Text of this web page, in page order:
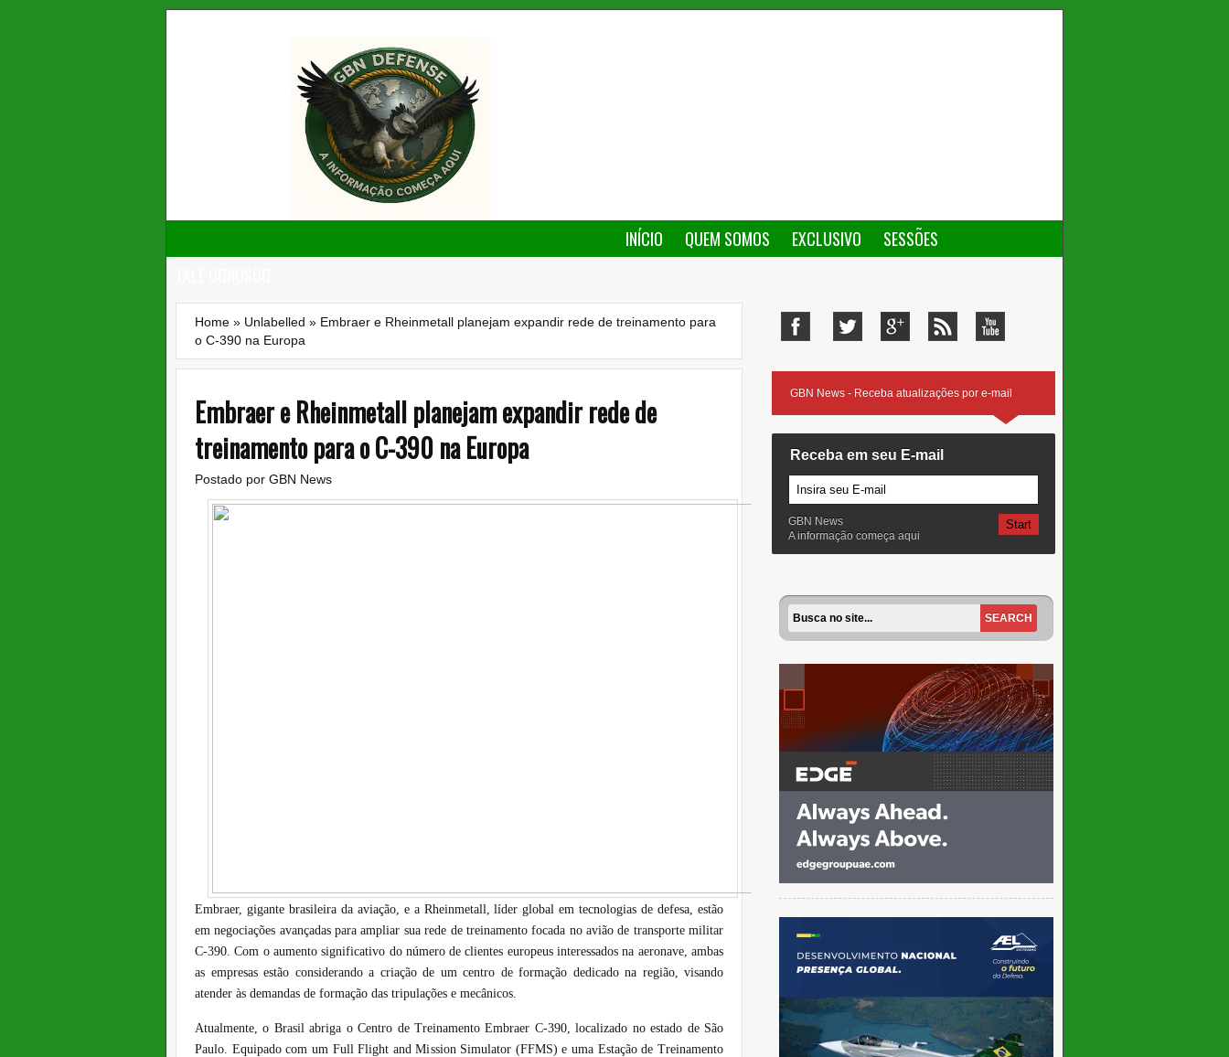
INÍCIO QUEM SOMOS EXCLUSIVO
SESSÕES
Home » Unlabelled » Embraer e Rheinmetall planejam expandir rede de treinamento para
o C-390 na Europa
Embraer e Rheinmetall planejam expandir rede de
treinamento para o C-390 na Europa
Postado por GBN News
Embraer, gigante brasileira da aviação, e a Rheinmetall, líder global em tecnologias de defesa, estão
em negociações avançadas para ampliar sua rede de treinamento focada no avião de transporte militar
C-390. Com o aumento significativo do número de clientes europeus interessados na aeronave, ambas
as empresas estão considerando a criação de um centro de formação dedicado na região, visando
atender às demandas de formação das tripulações e mecânicos.
Atualmente, o Brasil abriga o Centro de Treinamento Embraer C-390, localizado no estado de São
Paulo. Equipado com um Full Flight and Mission Simulator (FFMS) e uma Estação de Treinamento
GBN News - Receba atualizações por e-mail
Receba em seu E-mail
GBN News
A informação começa aqui